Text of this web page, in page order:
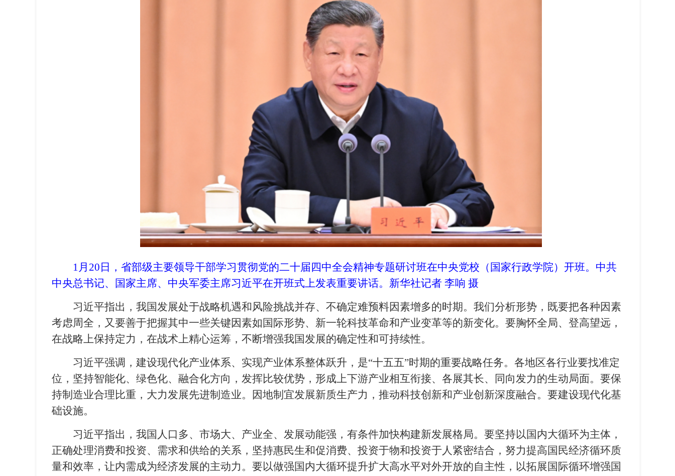
1月20日，省部级主要领导干部学习贯彻党的二十届四中全会精神专题研讨班在中央党校（国家行政学院）开班。中共
中央总书记、国家主席、中央军委主席习近平在开班式上发表重要讲话。新华社记者 李响 摄
习近平指出，我国发展处于战略机遇和风险挑战并存、不确定难预料因素增多的时期。我们分析形势，既要把各种因素
考虑周全，又要善于把握其中一些关键因素如国际形势、新一轮科技革命和产业变革等的新变化。要胸怀全局、登高望远，
在战略上保持定力，在战术上精心运筹，不断增强我国发展的确定性和可持续性。
习近平强调，建设现代化产业体系、实现产业体系整体跃升，是“十五五”时期的重要战略任务。各地区各行业要找准定
位，坚持智能化、绿色化、融合化方向，发挥比较优势，形成上下游产业相互衔接、各展其长、同向发力的生动局面。要保
持制造业合理比重，大力发展先进制造业。因地制宜发展新质生产力，推动科技创新和产业创新深度融合。要建设现代化基
础设施。
习近平指出，我国人口多、市场大、产业全、发展动能强，有条件加快构建新发展格局。要坚持以国内大循环为主体，
正确处理消费和投资、需求和供给的关系，坚持惠民生和促消费、投资于物和投资于人紧密结合，努力提高国民经济循环质
量和效率，让内需成为经济发展的主动力。要以做强国内大循环提升扩大高水平对外开放的自主性，以拓展国际循环增强国